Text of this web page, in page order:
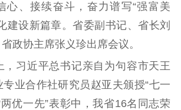
精神文明
文明实践
文明培育
先进典型
社会宣传
心、接续奋斗，奋力谱写“强富美
建设新篇章。省委副书记、省长刘
政协主席张义珍出席会议。
习近平总书记亲自为句容市天王
业合作社研究员赵亚夫颁授“七一
两优一先”表彰中，我省16名同志荣